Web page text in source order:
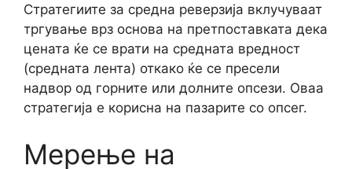
Стратегиите за средна реверзија вклучуваат
тргување врз основа на претпоставката дека
цената ќе се врати на средната вредност
(средната лента) откако ќе се пресели
надвор од горните или долните опсези. Оваа
стратегија е корисна на пазарите со опсег.
Мерење на